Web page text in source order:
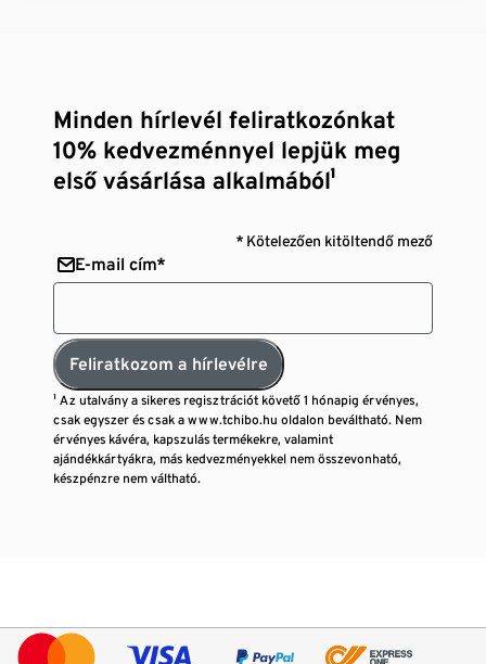
Minden hírlevél feliratkozónkat
10% kedvezménnyel lepjük meg
első vásárlása alkalmából¹
* Kötelezően kitöltendő mező
E-mail cím*
Feliratkozom a hírlevélre
¹ Az utalvány a sikeres regisztrációt követő 1 hónapig érvényes,
csak egyszer és csak a www.tchibo.hu oldalon beváltható. Nem
érvényes kávéra, kapszulás termékekre, valamint
ajándékkártyákra, más kedvezményekkel nem összevonható,
készpénzre nem váltható.